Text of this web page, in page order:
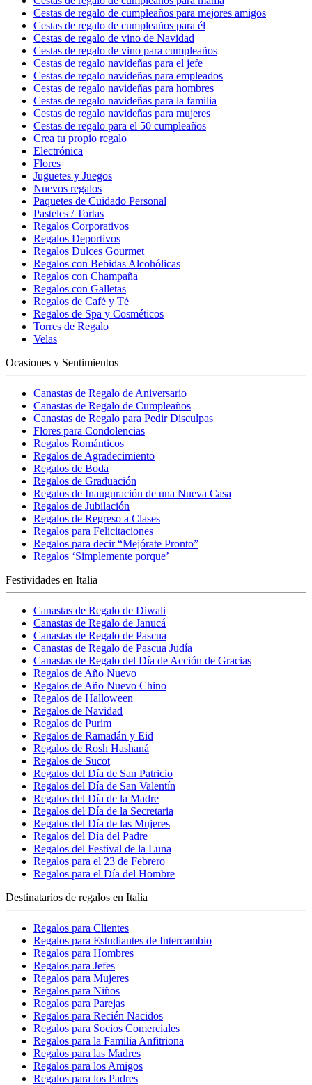
Cestas de regalo de cumpleaños para mejores amigos
Cestas de regalo de cumpleaños para él
Cestas de regalo de vino de Navidad
Cestas de regalo de vino para cumpleaños
Cestas de regalo navideñas para el jefe
Cestas de regalo navideñas para empleados
Cestas de regalo navideñas para hombres
Cestas de regalo navideñas para la familia
Cestas de regalo navideñas para mujeres
Cestas de regalo para el 50 cumpleaños
Crea tu propio regalo
Electrónica
Flores
Juguetes y Juegos
Nuevos regalos
Paquetes de Cuidado Personal
Pasteles / Tortas
Regalos Corporativos
Regalos Deportivos
Regalos Dulces Gourmet
Regalos con Bebidas Alcohólicas
Regalos con Champaña
Regalos con Galletas
Regalos de Café y Té
Regalos de Spa y Cosméticos
Torres de Regalo
Velas
Ocasiones y Sentimientos
Canastas de Regalo de Aniversario
Canastas de Regalo de Cumpleaños
Canastas de Regalo para Pedir Disculpas
Flores para Condolencias
Regalos Románticos
Regalos de Agradecimiento
Regalos de Boda
Regalos de Graduación
Regalos de Inauguración de una Nueva Casa
Regalos de Jubilación
Regalos de Regreso a Clases
Regalos para Felicitaciones
Regalos para decir “Mejórate Pronto”
Regalos ‘Simplemente porque’
Festividades en Italia
Canastas de Regalo de Diwali
Canastas de Regalo de Janucá
Canastas de Regalo de Pascua
Canastas de Regalo de Pascua Judía
Canastas de Regalo del Día de Acción de Gracias
Regalos de Año Nuevo
Regalos de Año Nuevo Chino
Regalos de Halloween
Regalos de Navidad
Regalos de Purim
Regalos de Ramadán y Eid
Regalos de Rosh Hashaná
Regalos de Sucot
Regalos del Día de San Patricio
Regalos del Día de San Valentín
Regalos del Día de la Madre
Regalos del Día de la Secretaria
Regalos del Día de las Mujeres
Regalos del Día del Padre
Regalos del Festival de la Luna
Regalos para el 23 de Febrero
Regalos para el Día del Hombre
Destinatarios de regalos en Italia
Regalos para Clientes
Regalos para Estudiantes de Intercambio
Regalos para Hombres
Regalos para Jefes
Regalos para Mujeres
Regalos para Niños
Regalos para Parejas
Regalos para Recién Nacidos
Regalos para Socios Comerciales
Regalos para la Familia Anfitriona
Regalos para las Madres
Regalos para los Amigos
Regalos para los Padres